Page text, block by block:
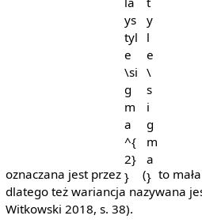
oznaczana jest przez (
to
dlatego też wariancja nazywana
Witkowski 2018, s. 38).